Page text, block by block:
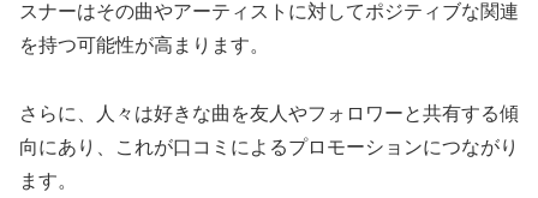
スナーはその曲やアーティストに対してポジティブな関連
を持つ可能性が高まります。
さらに、人々は好きな曲を友人やフォロワーと共有する傾
向にあり、これが口コミによるプロモーションにつながり
ます。